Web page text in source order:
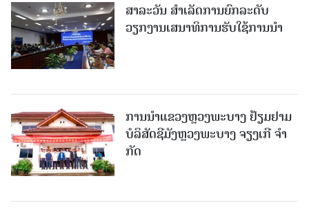
ສາລະວັນ ສໍາເລັດການຍົກລະດັບ
ວຽກງານເສນາທິການຮັບໃຊ້ການນໍາ
ການນຳແຂວງຫຼວງພະບາງ ຢ້ຽມ​ຢາມ
ບໍ​ລິ​ສັດຊີມັງຫຼວງພະບາງ ຈຽງເກີ ຈໍາ
ກັດ